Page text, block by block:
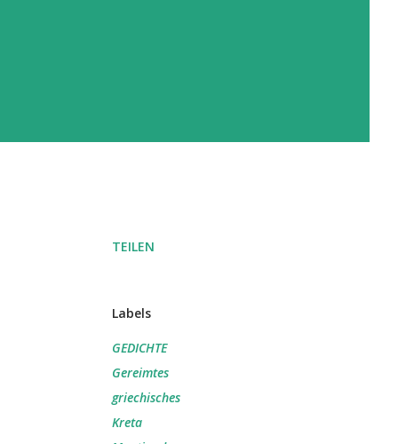
TEILEN
Labels
GEDICHTE
Gereimtes
griechisches
Kreta